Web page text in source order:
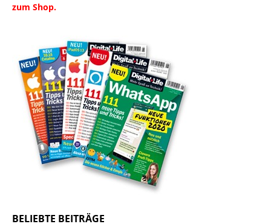
zum Shop.
BELIEBTE BEITRÄGE